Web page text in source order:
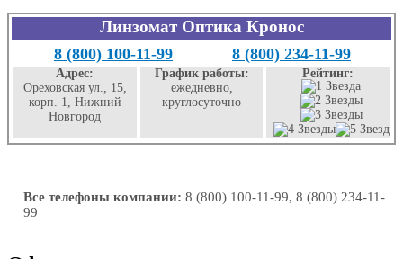
Линзомат Оптика Кронос
8 (800) 100-11-99 8 (800) 234-11-99
Адрес:
Ореховская ул., 15,
корп. 1, Нижний
Новгород
График работы:
ежедневно,
круглосуточно
Рейтинг:
Все телефоны компании: 8 (800) 100-11-99, 8 (800) 234-11-
99